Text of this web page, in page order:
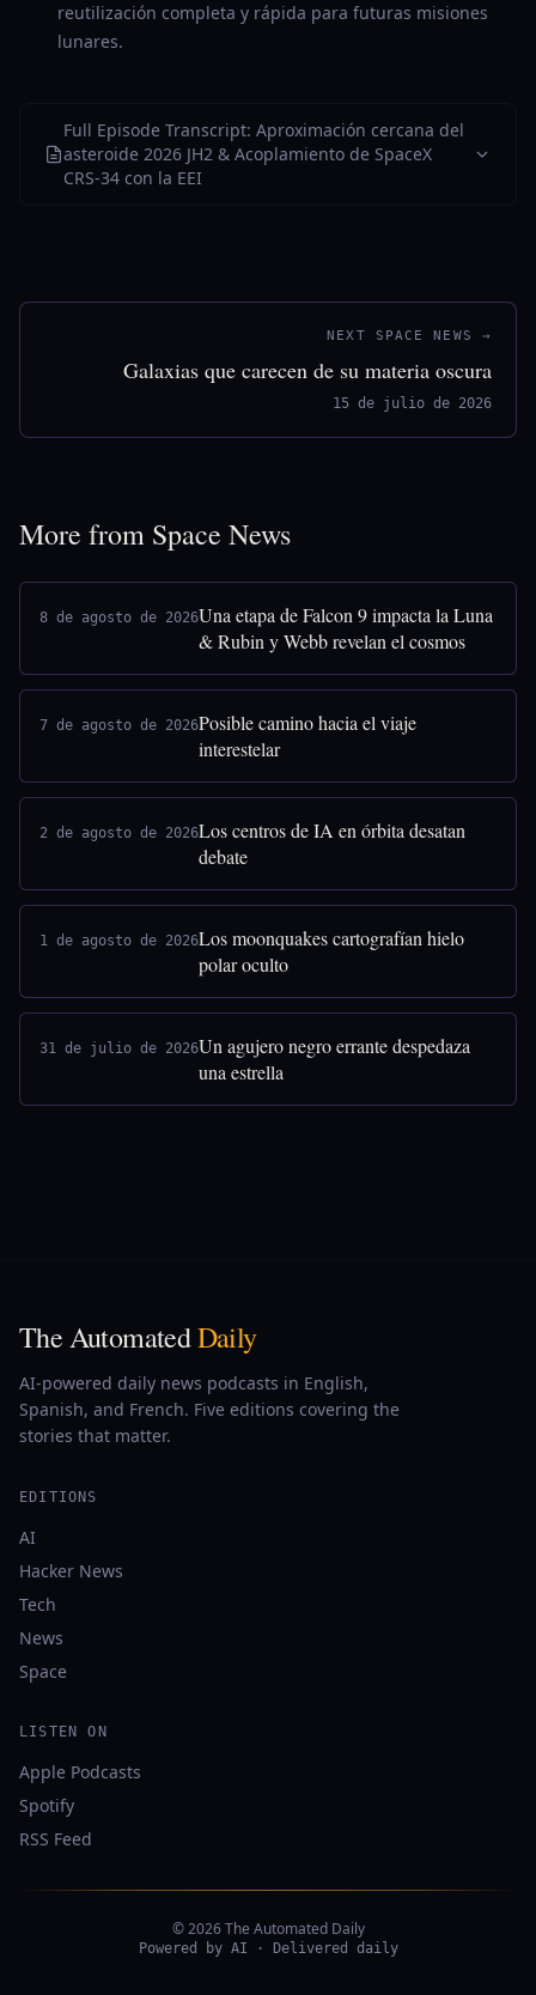
reutilización completa y rápida para futuras misiones
lunares.
Full Episode Transcript: Aproximación cercana del
asteroide 2026 JH2 & Acoplamiento de SpaceX
CRS-34 con la EEI
NEXT SPACE NEWS →
Galaxias que carecen de su materia oscura
15 de julio de 2026
More from Space News
8 de agosto de 2026Una etapa de Falcon 9 impacta la Luna
& Rubin y Webb revelan el cosmos
7 de agosto de 2026Posible camino hacia el viaje
interestelar
2 de agosto de 2026Los centros de IA en órbita desatan
debate
1 de agosto de 2026Los moonquakes cartografían hielo
polar oculto
31 de julio de 2026Un agujero negro errante despedaza
una estrella
The AutomatedDaily
AI-powered daily news podcasts in English,
Spanish, and French. Five editions covering the
stories that matter.
EDITIONS
AI
Hacker News
Tech
News
Space
LISTEN ON
Apple Podcasts
Spotify
RSS Feed
© 2026 The Automated Daily
Powered by AI · Delivered daily